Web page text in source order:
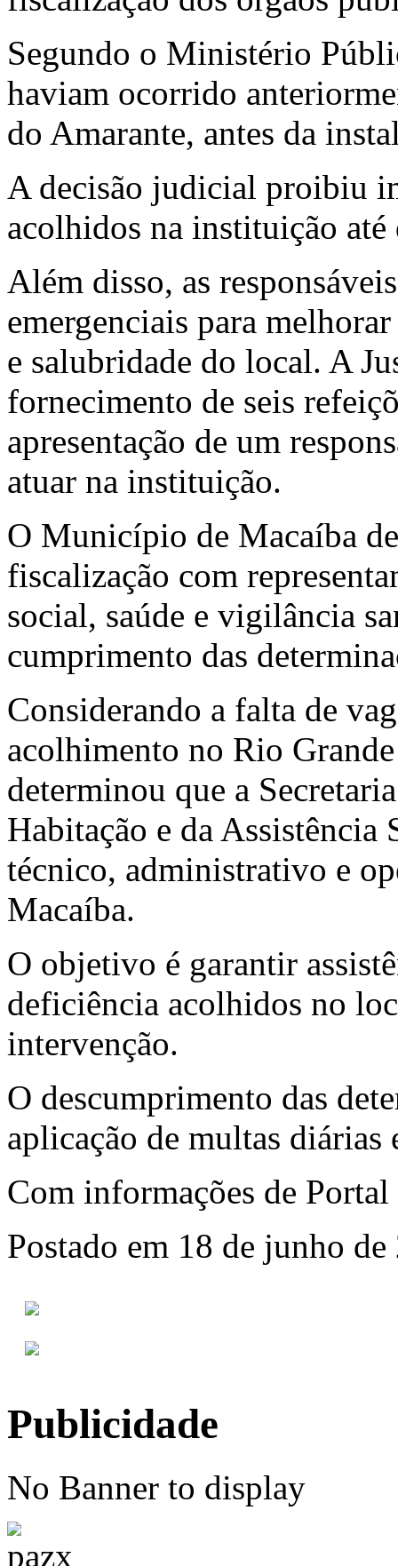
Segundo o Ministério
haviam ocorrido
do Amarante, antes da
A decisão judicial proibiu
acolhidos na instituição até
Além disso, as
emergenciais para
e salubridade do local. A
fornecimento de seis
apresentação de um
atuar na instituição.
O Município de Macaíba
fiscalização com
social, saúde e vigilância
cumprimento das
Considerando a falta de
acolhimento no Rio
determinou que a
Habitação e da
técnico, administrativo e
Macaíba.
O objetivo é garantir
deficiência acolhidos no
intervenção.
O descumprimento das
aplicação de multas diárias
Com informações de
Postado em 18 de junho
Publicidade
No Banner to display